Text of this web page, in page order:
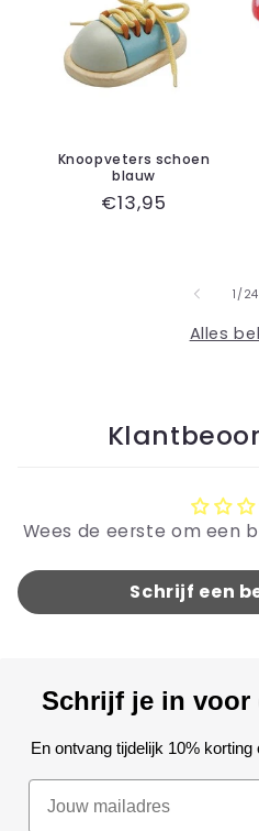
Knoopveters schoen
blauw
Normale
€13,95
1 / 24
Alles
Wees de eerste om een
Schrijf een
Schrijf je in voor
En ontvang tijdelijk 10%